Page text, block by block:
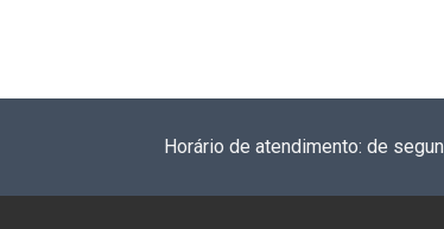
Horário de atendimento: de